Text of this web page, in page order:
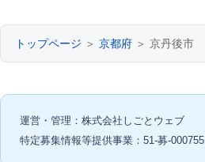
トップページ ＞ 京都府 ＞ 京丹後市
運営・管理：株式会社しごとウェブ
特定募集情報等提供事業：51-募-000755